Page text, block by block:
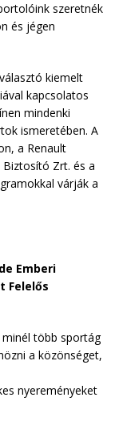
szeretnék
és jégen
kiemelt
kapcsolatos
mindenki
ismeretében. A
a Renault
Biztosító Zrt. és a
várják a
Emberi
Felelős
több sportág
a közönséget,
nyereményeket